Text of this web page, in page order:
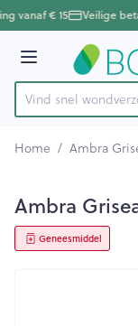
Ga naar de inhoud
1 van 1
vanaf € 15 Veilige
Menu
Product, merk,
Vind snel
Home / Ambra
Ambra
Geneesmiddel